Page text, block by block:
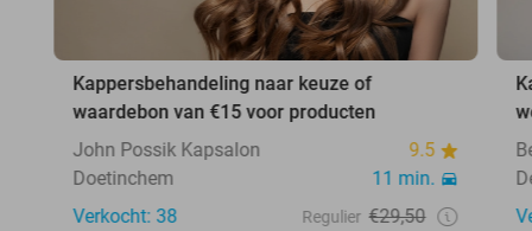
Kappersbehandeling naar keuze of
waardebon van €15 voor producten
John Possik Kapsalon
9.5
Doetinchem
11 min.
Verkocht: 38
Regulier €29,50